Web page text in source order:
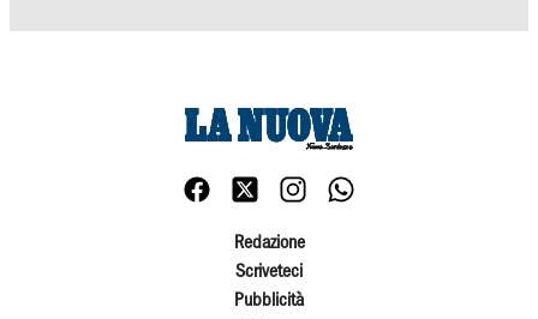
Redazione
Scriveteci
Pubblicità